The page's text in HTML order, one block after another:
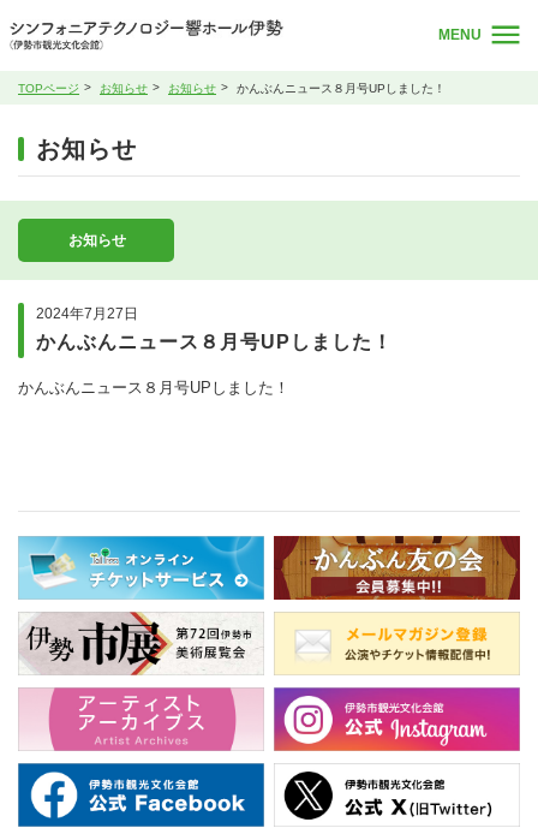
MENU
TOPページ お知らせ お知らせ かんぶんニュース８月号UPしました！
お知らせ
お知らせ
2024年7月27日
かんぶんニュース８月号UPしました！
かんぶんニュース８月号UPしました！